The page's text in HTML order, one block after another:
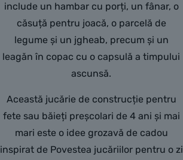
include un hambar cu porți, un fânar, o
căsuță pentru joacă, o parcelă de
legume și un jgheab, precum și un
leagăn în copac cu o capsulă a timpului
ascunsă.
Această jucărie de construcție pentru
fete sau băieți preșcolari de 4 ani și mai
mari este o idee grozavă de cadou
inspirat de Povestea jucăriilor pentru o zi